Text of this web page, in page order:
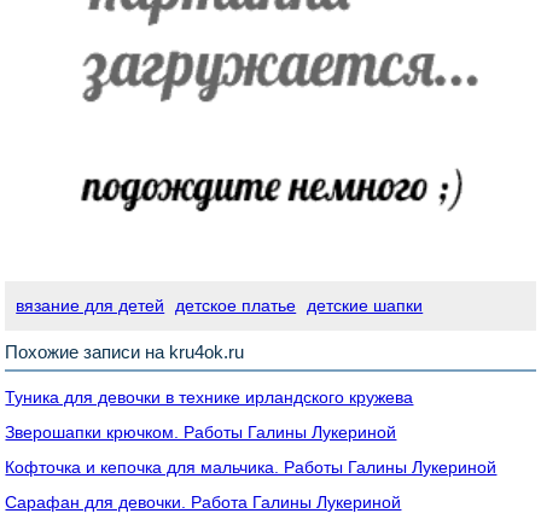
вязание для детей детское платье детские шапки
Похожие записи на kru4ok.ru
Туника для девочки в технике ирландского кружева
Зверошапки крючком. Работы Галины Лукериной
Кофточка и кепочка для мальчика. Работы Галины Лукериной
Сарафан для девочки. Работа Галины Лукериной